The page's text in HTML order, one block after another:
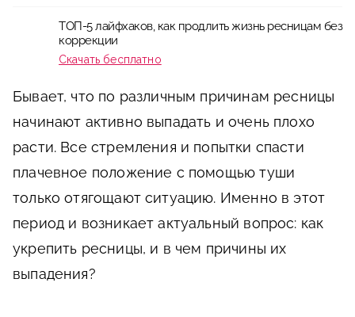
ТОП-5 лайфхаков, как продлить жизнь ресницам без
коррекции
Скачать бесплатно
Бывает, что по различным причинам ресницы
начинают активно выпадать и очень плохо
расти. Все стремления и попытки спасти
плачевное положение с помощью туши
только отягощают ситуацию. Именно в этот
период и возникает актуальный вопрос: как
укрепить ресницы, и в чем причины их
выпадения?